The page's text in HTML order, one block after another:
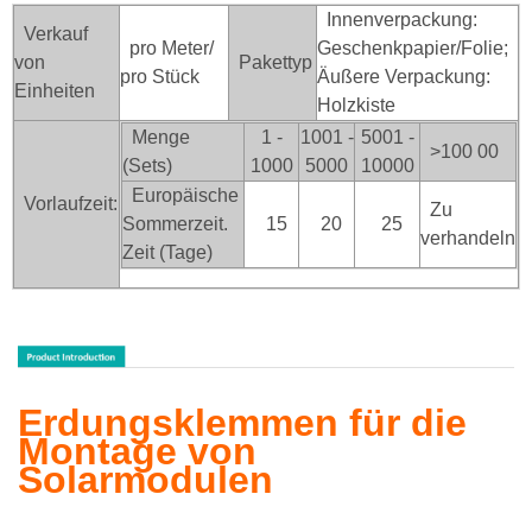
Verkauf
von
Einheiten
pro Meter/
pro Stück
Pakettyp
Innenverpackung:
Geschenkpapier/Folie;
Äußere Verpackung:
Holzkiste
Vorlaufzeit:
Menge
(Sets)
1 -
1000
1001 -
5000
5001 -
10000
>100 00
Europäische
Sommerzeit.
Zeit (Tage)
15 20 25
Zu
verhandeln
Erdungsklemmen für die
Montage von
Solarmodulen